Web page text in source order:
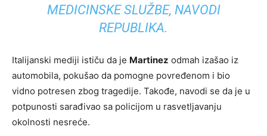
MEDICINSKE SLUŽBE, NAVODI
REPUBLIKA.
Italijanski mediji ističu da je Martinez odmah izašao iz
automobila, pokušao da pomogne povređenom i bio
vidno potresen zbog tragedije. Takođe, navodi se da je u
potpunosti sarađivao sa policijom u rasvetljavanju
okolnosti nesreće.